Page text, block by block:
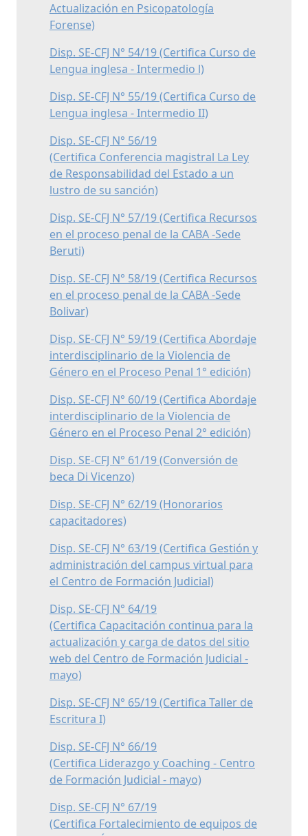
Actualización en Psicopatología
Forense)
Disp. SE-CFJ N° 54/19 (Certifica Curso de
Lengua inglesa - Intermedio l)
Disp. SE-CFJ N° 55/19 (Certifica Curso de
Lengua inglesa - Intermedio II)
Disp. SE-CFJ N° 56/19
(Certifica Conferencia magistral La Ley
de Responsabilidad del Estado a un
lustro de su sanción)
Disp. SE-CFJ N° 57/19 (Certifica Recursos
en el proceso penal de la CABA -Sede
Beruti)
Disp. SE-CFJ N° 58/19 (Certifica Recursos
en el proceso penal de la CABA -Sede
Bolivar)
Disp. SE-CFJ N° 59/19 (Certifica Abordaje
interdisciplinario de la Violencia de
Género en el Proceso Penal 1° edición)
Disp. SE-CFJ N° 60/19 (Certifica Abordaje
interdisciplinario de la Violencia de
Género en el Proceso Penal 2° edición)
Disp. SE-CFJ N° 61/19 (Conversión de
beca Di Vicenzo)
Disp. SE-CFJ N° 62/19 (Honorarios
capacitadores)
Disp. SE-CFJ N° 63/19 (Certifica Gestión y
administración del campus virtual para
el Centro de Formación Judicial)
Disp. SE-CFJ N° 64/19
(Certifica Capacitación continua para la
actualización y carga de datos del sitio
web del Centro de Formación Judicial -
mayo)
Disp. SE-CFJ N° 65/19 (Certifica Taller de
Escritura I)
Disp. SE-CFJ N° 66/19
(Certifica Liderazgo y Coaching - Centro
de Formación Judicial - mayo)
Disp. SE-CFJ N° 67/19
(Certifica Fortalecimiento de equipos de